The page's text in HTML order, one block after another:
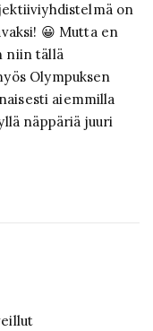
on
😀 Mutta en
niin tällä
Olympuksen
aiemmilla
näppäriä juuri